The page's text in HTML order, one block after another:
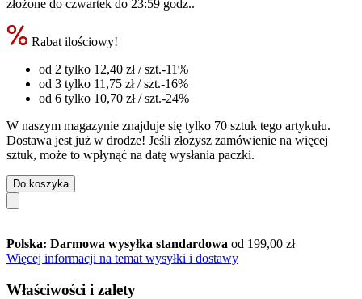
złożone do czwartek do 23:59 godz..
Rabat ilościowy!
od 2 tylko 12,40 zł/ szt.-11%
od 3 tylko 11,75 zł/ szt.-16%
od 6 tylko 10,70 zł/ szt.-24%
W naszym magazynie znajduje się tylko 70 sztuk tego artykułu.
Dostawa jest już w drodze! Jeśli złożysz zamówienie na więcej
sztuk, może to wpłynąć na datę wysłania paczki.
Do koszyka
Polska: Darmowa wysyłka standardowa od 199,00 zł
Więcej informacji na temat wysyłki i dostawy
Właściwości i zalety